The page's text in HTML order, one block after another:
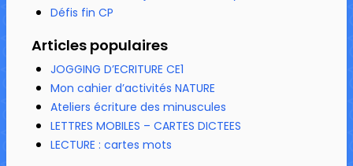
Défis fin CP
Articles populaires
JOGGING D’ECRITURE CE1
Mon cahier d’activités NATURE
Ateliers écriture des minuscules
LETTRES MOBILES – CARTES DICTEES
LECTURE : cartes mots